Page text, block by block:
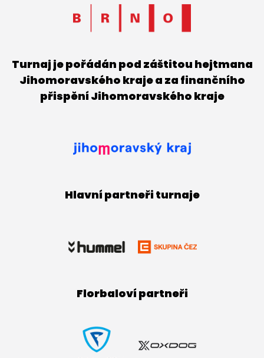
Turnaj je pořádán pod záštitou hejtmana
Jihomoravského kraje a za finančního
přispění Jihomoravského kraje
Hlavní partneři turnaje
Florbaloví partneři